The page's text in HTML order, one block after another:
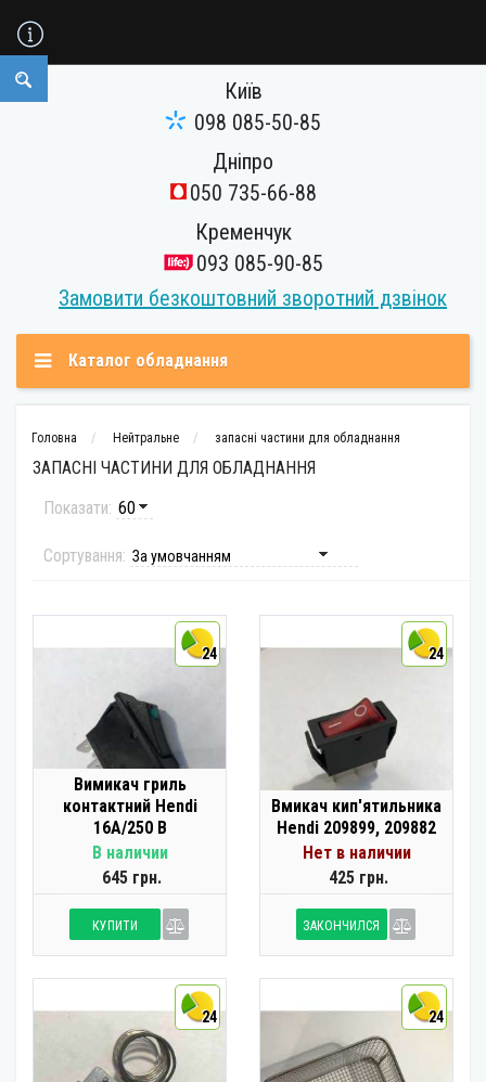
Київ
098 085-50-85
Дніпро
050 735-66-88
Кременчук
093 085-90-85
Замовити безкоштовний зворотний дзвінок
Каталог обладнання
Головна Нейтральне запасні частини для обладнання
ЗАПАСНІ ЧАСТИНИ ДЛЯ ОБЛАДНАННЯ
Показати:
Сортування:
24
Вимикач гриль
контактний Hendi
16А/250 В
В наличии
645 грн.
КУПИТИ
24
Вмикач кип'ятильника
Hendi 209899, 209882
Нет в наличии
425 грн.
ЗАКОНЧИЛСЯ
24 24